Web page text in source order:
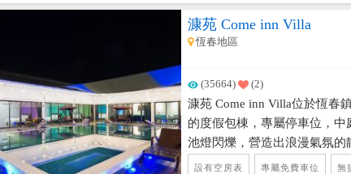
漮苑 Come inn Villa
恆春地區
(35664) (2)
漮苑 Come inn Villa位於恆春
的度假包棟，專屬停車位，
池燈閃爍，營造出浪漫氣氛
愉悅的度假空間與設備，住
設有空房表 專屬免費車位 無